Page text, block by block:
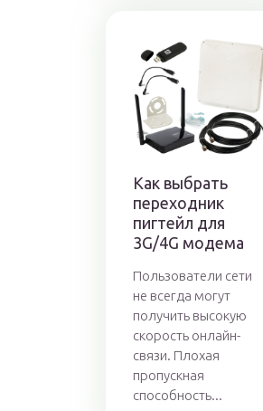
Как выбрать
переходник
пигтейл для
3G/4G модема
Пользователи сети
не всегда могут
получить высокую
скорость онлайн-
связи. Плохая
пропускная
способность...